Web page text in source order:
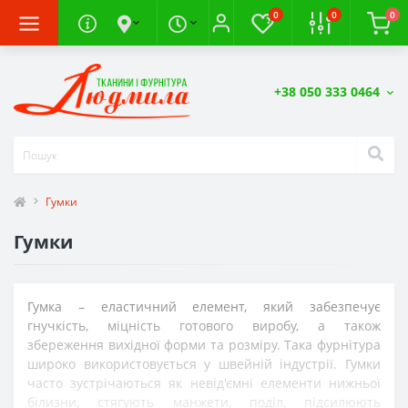
0 0 0
+38 050 333 0464
Гумки
Гумки
Гумка – еластичний елемент, який забезпечує
гнучкість, міцність готового виробу, а також
збереження вихідної форми та розміру. Така фурнітура
широко використовується у швейній індустрії. Гумки
часто зустрічаються як невід'ємні елементи нижньої
білизни, стягують манжети, поділ, підсилюють